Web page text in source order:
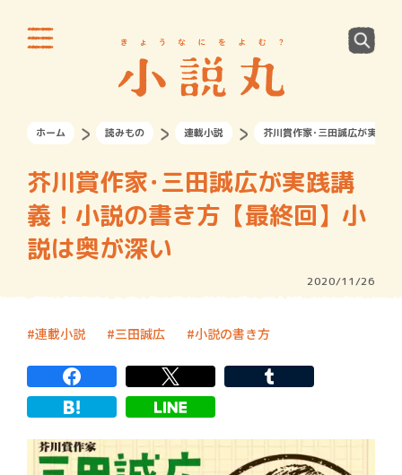
ホーム 読みもの 連載小説 芥川賞作家･三田誠広が実践
芥川賞作家･三田誠広が実践講
義！小説の書き方【最終回】小
説は奥が深い
2020/11/26
連載小説 三田誠広 小説の書き方